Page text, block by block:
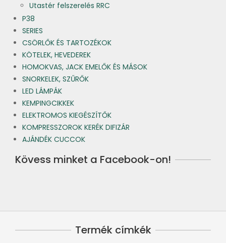
Utastér felszerelés RRC
P38
SERIES
CSÖRLŐK ÉS TARTOZÉKOK
KÖTELEK, HEVEDEREK
HOMOKVAS, JACK EMELŐK ÉS MÁSOK
SNORKELEK, SZŰRŐK
LED LÁMPÁK
KEMPINGCIKKEK
ELEKTROMOS KIEGÉSZÍTŐK
KOMPRESSZOROK KERÉK DIFIZÁR
AJÁNDÉK CUCCOK
Kövess minket a Facebook-on!
Termék címkék